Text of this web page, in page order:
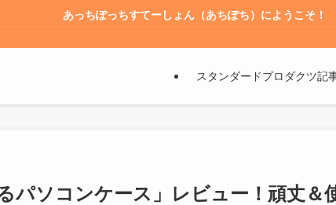
あっちぽっちすてーしょん（あちぽち）にようこそ！
スタンダードプロダクツ記
パソコンケース」レビュー！頑丈＆